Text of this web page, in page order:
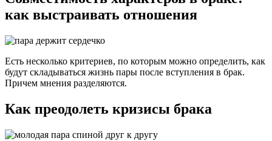
как выстраивать отношения
Есть несколько критериев, по которым можно определить, как
будут складываться жизнь пары после вступления в брак.
Причем мнения разделяются.
Как преодолеть кризисы брака